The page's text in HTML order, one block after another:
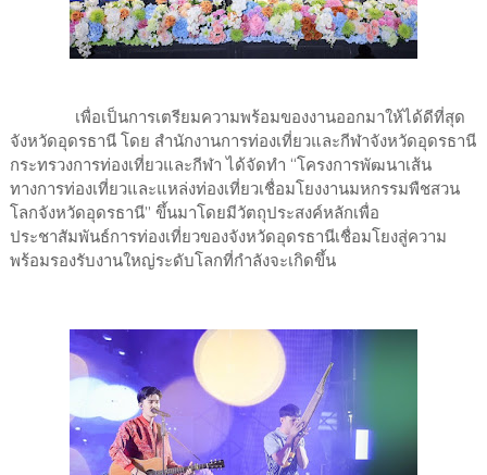
เพื่อเป็นการเตรียมความพร้อมของงานออกมาให้ได้ดีที่สุด
จังหวัดอุดรธานี โดย สำนักงานการท่องเที่ยวและกีฬาจังหวัดอุดรธานี
กระทรวงการท่องเที่ยวและกีฬา ได้จัดทำ “โครงการพัฒนาเส้น
ทางการท่องเที่ยวและแหล่งท่องเที่ยวเชื่อมโยงงานมหกรรมพืชสวน
โลกจังหวัดอุดรธานี” ขึ้นมาโดยมีวัตถุประสงค์หลักเพื่อ
ประชาสัมพันธ์การท่องเที่ยวของจังหวัดอุดรธานีเชื่อมโยงสู่ความ
พร้อมรองรับงานใหญ่ระดับโลกที่กำลังจะเกิดขึ้น